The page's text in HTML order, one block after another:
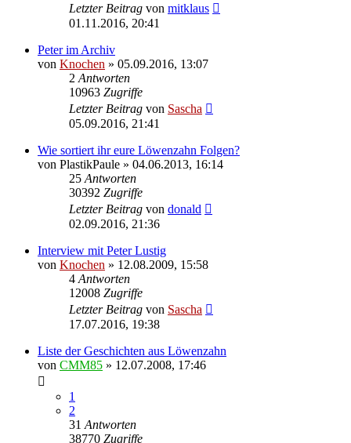
Letzter Beitrag von mitklaus
01.11.2016, 20:41
Peter im Archiv
von Knochen » 05.09.2016, 13:07
2 Antworten
10963 Zugriffe
Letzter Beitrag von Sascha
05.09.2016, 21:41
Wie sortiert ihr eure Löwenzahn Folgen?
von PlastikPaule » 04.06.2013, 16:14
25 Antworten
30392 Zugriffe
Letzter Beitrag von donald
02.09.2016, 21:36
Interview mit Peter Lustig
von Knochen » 12.08.2009, 15:58
4 Antworten
12008 Zugriffe
Letzter Beitrag von Sascha
17.07.2016, 19:38
Liste der Geschichten aus Löwenzahn
von CMM85 » 12.07.2008, 17:46
1
2
31 Antworten
38770 Zugriffe